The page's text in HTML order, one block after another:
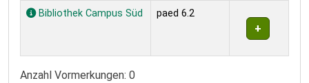
Exemplare
Bibliothek Campus Süd paed 6.2
Anzahl Vormerkungen: 0